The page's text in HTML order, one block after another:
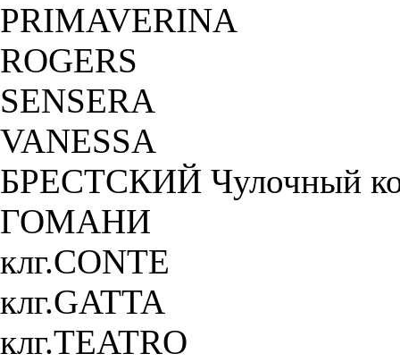
PRIMAVERINA
ROGERS
SENSERA
VANESSA
БРЕСТСКИЙ Чулочный
ГОМАНИ
клг.CONTE
клг.GATTA
клг.TEATRO